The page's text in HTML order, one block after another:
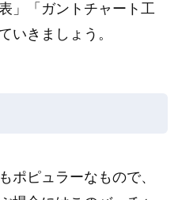
」「ガントチャート工
いきましょう。
ポピュラーなもので、